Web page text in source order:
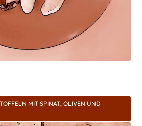
MIT SPINAT, OLIVEN UND